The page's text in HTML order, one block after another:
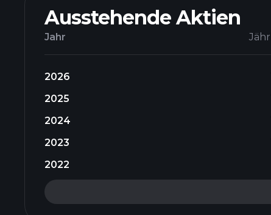
Ausstehende Aktien
Jahr
2026
2025
2024
2023
2022